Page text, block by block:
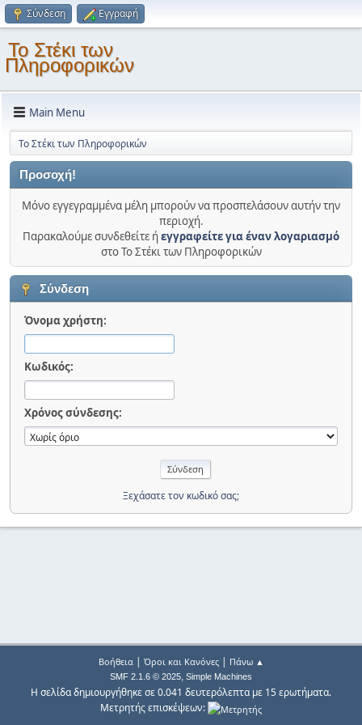
Σύνδεση Εγγραφή
Το Στέκι των
Πληροφορικών
Main Menu
Το Στέκι των Πληροφορικών
Προσοχή!
Μόνο εγγεγραμμένα μέλη μπορούν να προσπελάσουν αυτήν την
περιοχή.
Παρακαλούμε συνδεθείτε ήεγγραφείτε για έναν λογαριασμό
στο Το Στέκι των Πληροφορικών
Σύνδεση
Όνομα χρήστη:
Κωδικός:
Χρόνος σύνδεσης:
Ξεχάσατε τον κωδικό σας;
Βοήθεια| Όροι και Κανόνες| Πάνω ▲
SMF 2.1.6 © 2025, Simple Machines
Η σελίδα δημιουργήθηκε σε 0.041 δευτερόλεπτα με 15 ερωτήματα.
Μετρητής επισκέψεων: